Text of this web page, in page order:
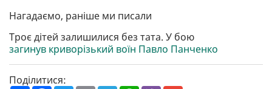
Нагадаємо, раніше ми писали
Троє дітей залишилися без тата. У бою
загинув криворізький воїн Павло Панченко
Поділитися: